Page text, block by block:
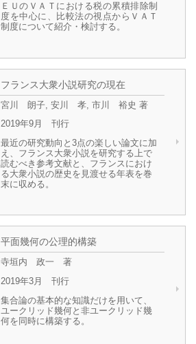
ＥＵのＶＡＴにおける税の累積排除制
度を中心に、比較法の視点からＶＡＴ
制度について紹介・検討する。
フランス大衆小説研究の現在
宮川 朗子, 安川 孝, 市川 裕史 著
2019年9月 刊行
最近の研究動向と3点の楽しい論文に加
え、フランス大衆小説を研究する上で
読むべき参考文献と、フランスにおけ
る大衆小説の歴史を見渡せる年表を巻
末に収める。
平面幾何の公理的構築
寺垣内 政一 著
2019年3月 刊行
集合論の基本的な知識だけを用いて、
ユークリッド幾何と非ユークリッド幾
何を同時に構築する。